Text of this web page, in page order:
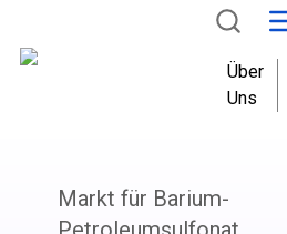
Über
Uns
Markt für Barium-